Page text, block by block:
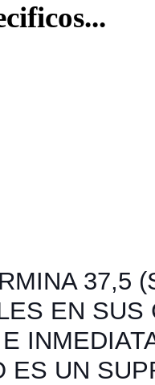
37,5
EN
ES UN